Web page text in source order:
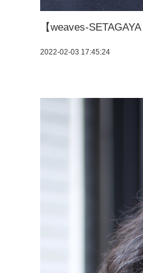
【weaves-
2022-02-03 17:45:24